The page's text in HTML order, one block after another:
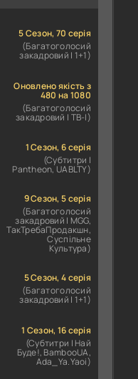
5 Сезон, 70 серія
(Багатоголосий
закадровий | 1+1)
Оновлено якість з
480 на 1080
(Багатоголосий
закадровий | ТВ-І)
1 Сезон, 6 серія
(Субтитри |
Pantheon, UABLTY)
9 Сезон, 5 серія
(Багатоголосий
закадровий | MGG,
ТакТребаПродакшн,
Суспільне
Культура)
5 Сезон, 4 серія
(Багатоголосий
закадровий | 1+1)
1 Сезон, 16 серія
(Субтитри | Най
Буде!, BambooUA,
Ada_Ya.Yaoi)